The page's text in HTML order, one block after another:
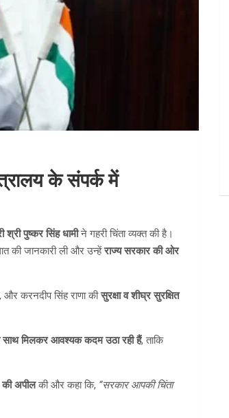
के संपर्क में
श्री पुष्कर सिंह धामीने गहरी चिंता व्यक्त की है।
की जानकारी ली और उन्हेंराज्य सरकार की ओर
, और करनदीप सिंह राणा कीसुरक्षा व शीघ्र सुरक्षित
मिलकर आवश्यक कदम उठा रही हैं, ताकि
की अपीलकी और कहा कि, “सरकार आपकी चिंता